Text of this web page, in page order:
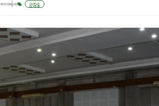
ခန်းမ ဥက္ကဋ္ဌ